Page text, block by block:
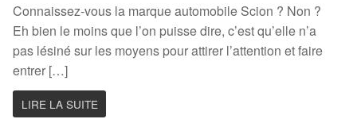
Connaissez-vous la marque automobile Scion ? Non ?
Eh bien le moins que l’on puisse dire, c’est qu’elle n’a
pas lésiné sur les moyens pour attirer l’attention et faire
entrer […]
LIRE LA SUITE